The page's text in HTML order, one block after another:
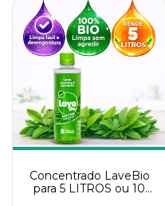
Concentrado LaveBio
para 5 LITROS ou 10